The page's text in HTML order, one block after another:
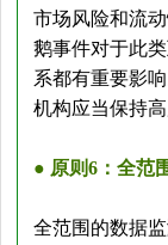
市场风险和流
鹅事件对于此
系都有重要影
机构应当保持
● 原则6：全范
全范围的数据